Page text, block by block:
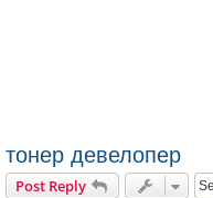
тонер девелопер
Post Reply